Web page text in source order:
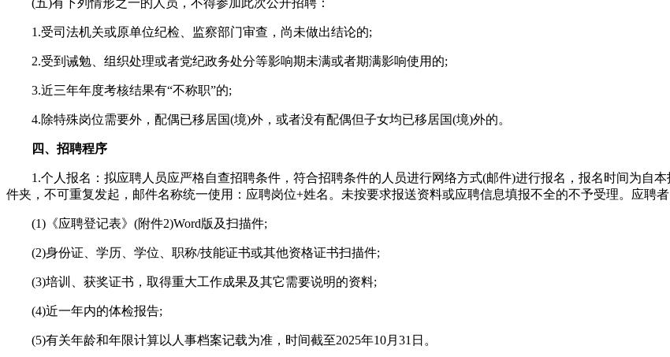
1.受司法机关或原单位纪检、监察部门审查，尚未做出结论的;
2.受到诫勉、组织处理或者党纪政务处分等影响期未满或者期满影响使用的;
3.近三年年度考核结果有“不称职”的;
4.除特殊岗位需要外，配偶已移居国(境)外，或者没有配偶但子女均已移居国(境)外的。
四、招聘程序
1.个人报名：拟应聘人员应严格自查招聘条件，符合招聘条件的人员进行网络方式(邮件)进行报名，报名时间为自
件夹，不可重复发起，邮件名称统一使用：应聘岗位+姓名。未按要求报送资料或应聘信息填报不全的不予受理。应聘
(1)《应聘登记表》(附件2)Word版及扫描件;
(2)身份证、学历、学位、职称/技能证书或其他资格证书扫描件;
(3)培训、获奖证书，取得重大工作成果及其它需要说明的资料;
(4)近一年内的体检报告;
(5)有关年龄和年限计算以人事档案记载为准，时间截至2025年10月31日。